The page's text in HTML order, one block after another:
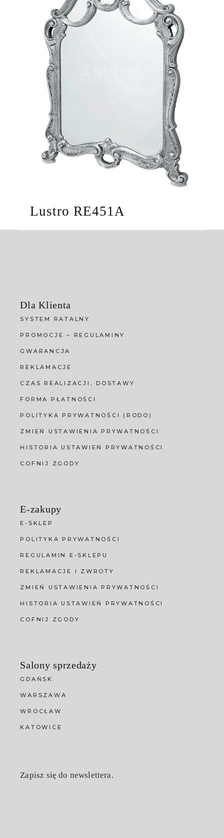
Lustro RE451A
Dla Klienta
SYSTEM RATALNY
PROMOCJE – REGULAMINY
GWARANCJA
REKLAMACJE
CZAS REALIZACJI, DOSTAWY
FORMA PŁATNOŚCI
POLITYKA PRYWATNOŚCI (RODO)
ZMIEŃ USTAWIENIA PRYWATNOŚCI
HISTORIA USTAWIEŃ PRYWATNOŚCI
COFNIJ ZGODY
E-zakupy
E-SKLEP
POLITYKA PRYWATNOŚCI
REGULAMIN E-SKLEPU
REKLAMACJE I ZWROTY
ZMIEŃ USTAWIENIA PRYWATNOŚCI
HISTORIA USTAWIEŃ PRYWATNOŚCI
COFNIJ ZGODY
Salony sprzedaży
GDAŃSK
WARSZAWA
WROCŁAW
KATOWICE
Zapisz się do newslettera.